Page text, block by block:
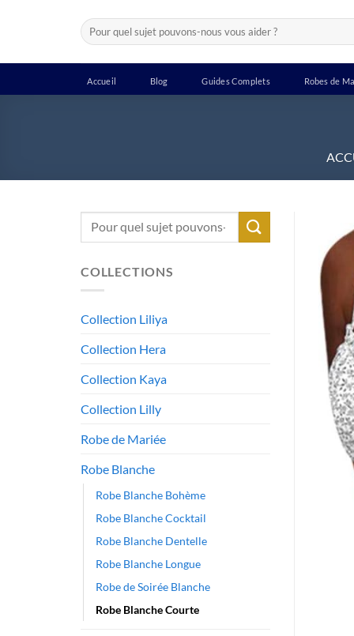
Recherche
pour :
Accueil Blog Guides Complets Robes de
Recherche
COLLECTIONS
Collection Liliya
Collection Hera
Collection Kaya
Collection Lilly
Robe de Mariée
Robe Blanche
Robe Blanche Bohème
Robe Blanche Cocktail
Robe Blanche Dentelle
Robe Blanche Longue
Robe de Soirée Blanche
Robe Blanche Courte